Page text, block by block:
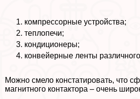
компрессорные устройства;
теплопечи;
кондиционеры;
конвейерные ленты
Можно смело констатировать, что
магнитного контактора – очень